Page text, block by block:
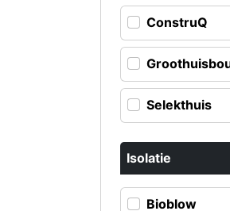
ConstruQ
Selekthuis
Isolatie
Bioblow